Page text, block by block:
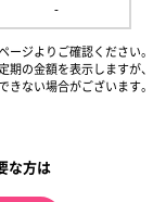
-
ジよりご確認ください。
期の金額を表示しますが、
きない場合がございます。
な方は